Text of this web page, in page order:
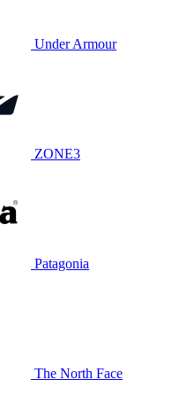
Under Armour
ZONE3
Patagonia
The North Face